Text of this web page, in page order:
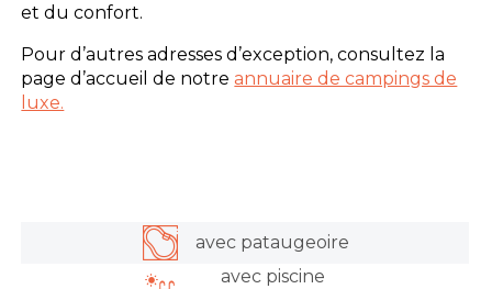
et du confort.
Pour d’autres adresses d’exception, consultez la
page d’accueil de notreannuaire de campings de
luxe.
avec pataugeoire
avec piscine